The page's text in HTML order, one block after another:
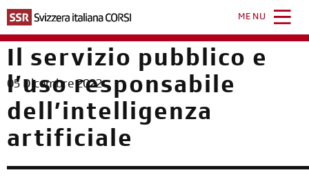
contenuto
principale
MENU
Il servizio pubblico e
l’uso responsabile
dell’intelligenza
artificiale
05 Dicembre 2022